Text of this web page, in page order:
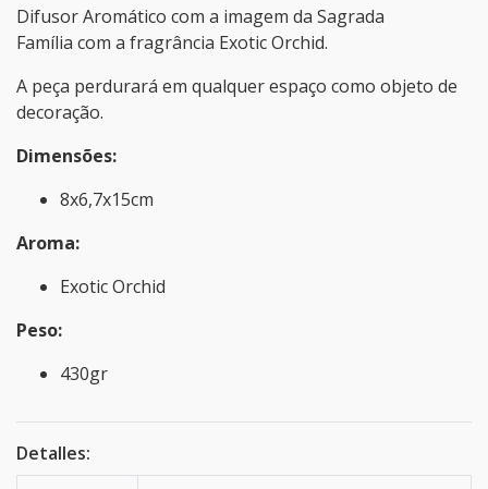
Difusor Aromático com a imagem da Sagrada
Família com a fragrância Exotic Orchid.
A peça perdurará em qualquer espaço como objeto de
decoração.
Dimensões:
8x6,7x15cm
Aroma:
Exotic Orchid
Peso:
430gr
Detalles: